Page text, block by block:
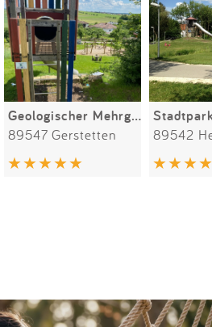
Geologischer Mehrgenerationenspielplatz am Kliff
89547 Gerstetten